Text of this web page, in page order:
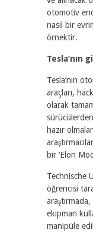
otomotiv
nasıl bir
örnektir.
Tesla’nın
Tesla’nın
araçları,
olarak
hazır
bir ‘Elon
Technische
öğrencisi
ekipman
manipüle